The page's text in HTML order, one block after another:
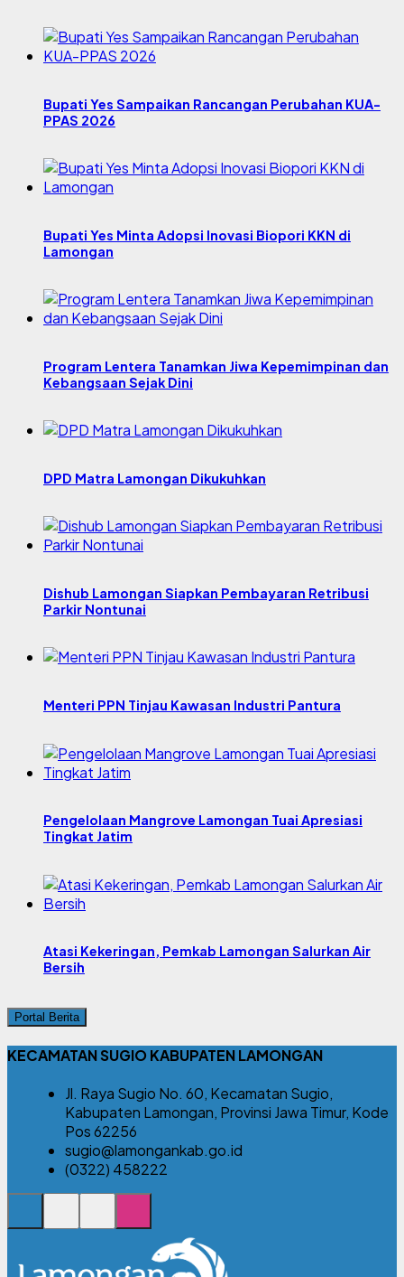
Bupati Yes Sampaikan Rancangan Perubahan KUA-
PPAS 2026
Bupati Yes Minta Adopsi Inovasi Biopori KKN di
Lamongan
Program Lentera Tanamkan Jiwa Kepemimpinan dan
Kebangsaan Sejak Dini
DPD Matra Lamongan Dikukuhkan
Dishub Lamongan Siapkan Pembayaran Retribusi
Parkir Nontunai
Menteri PPN Tinjau Kawasan Industri Pantura
Pengelolaan Mangrove Lamongan Tuai Apresiasi
Tingkat Jatim
Atasi Kekeringan, Pemkab Lamongan Salurkan Air
Bersih
Portal Berita
KECAMATAN SUGIO KABUPATEN LAMONGAN
Jl. Raya Sugio No. 60, Kecamatan Sugio,
Kabupaten Lamongan, Provinsi Jawa Timur, Kode
Pos 62256
sugio@lamongankab.go.id
(0322) 458222